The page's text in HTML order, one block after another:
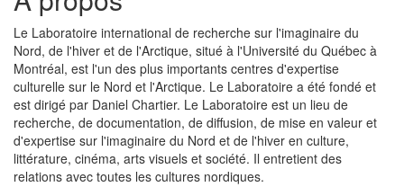
Le Laboratoire international de recherche sur l'imaginaire du
Nord, de l'hiver et de l'Arctique, situé à l'Université du Québec à
Montréal, est l'un des plus importants centres d'expertise
culturelle sur le Nord et l'Arctique. Le Laboratoire a été fondé et
est dirigé par Daniel Chartier. Le Laboratoire est un lieu de
recherche, de documentation, de diffusion, de mise en valeur et
d'expertise sur l'imaginaire du Nord et de l'hiver en culture,
littérature, cinéma, arts visuels et société. Il entretient des
relations avec toutes les cultures nordiques.